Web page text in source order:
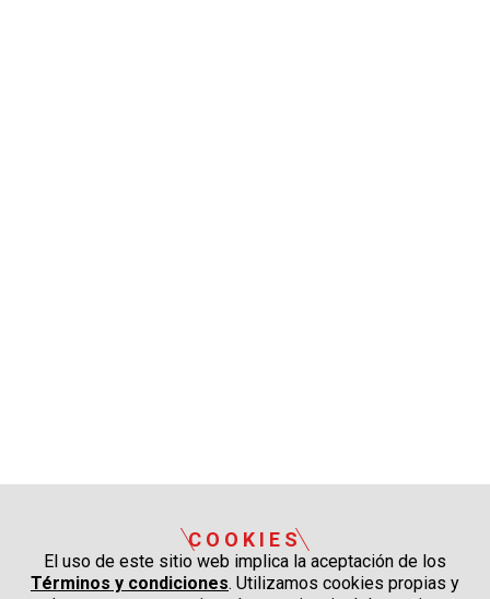
COOKIES
El uso de este sitio web implica la aceptación de los
Términos y condiciones. Utilizamos cookies propias y